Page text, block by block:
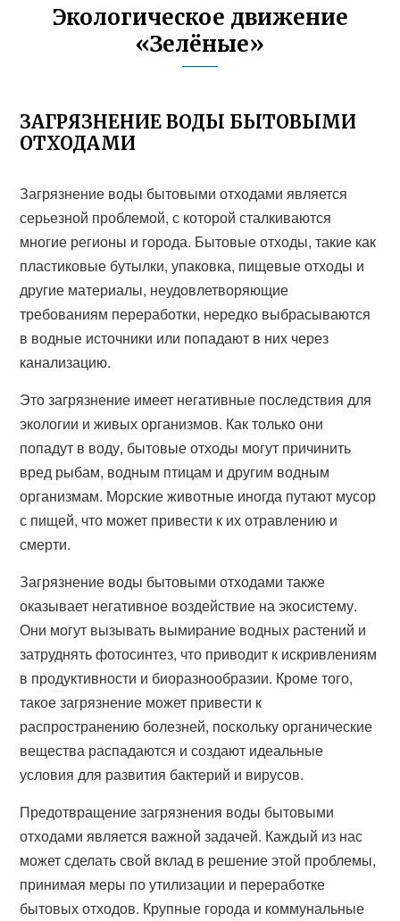
Экологическое движение
«Зелёные»
ЗАГРЯЗНЕНИЕ ВОДЫ БЫТОВЫМИ
ОТХОДАМИ
Загрязнение воды бытовыми отходами является
серьезной проблемой, с которой сталкиваются
многие регионы и города. Бытовые отходы, такие как
пластиковые бутылки, упаковка, пищевые отходы и
другие материалы, неудовлетворяющие
требованиям переработки, нередко выбрасываются
в водные источники или попадают в них через
канализацию.
Это загрязнение имеет негативные последствия для
экологии и живых организмов. Как только они
попадут в воду, бытовые отходы могут причинить
вред рыбам, водным птицам и другим водным
организмам. Морские животные иногда путают мусор
с пищей, что может привести к их отравлению и
смерти.
Загрязнение воды бытовыми отходами также
оказывает негативное воздействие на экосистему.
Они могут вызывать вымирание водных растений и
затруднять фотосинтез, что приводит к искривлениям
в продуктивности и биоразнообразии. Кроме того,
такое загрязнение может привести к
распространению болезней, поскольку органические
вещества распадаются и создают идеальные
условия для развития бактерий и вирусов.
Предотвращение загрязнения воды бытовыми
отходами является важной задачей. Каждый из нас
может сделать свой вклад в решение этой проблемы,
принимая меры по утилизации и переработке
бытовых отходов. Крупные города и коммунальные